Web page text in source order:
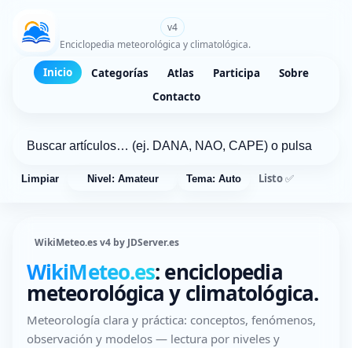
v4
Enciclopedia meteorológica y climatológica.
Inicio Categorías Atlas Participa
Sobre
Contacto
Limpiar Nivel: Amateur Tema: Auto Listo ✅
WikiMeteo.es v4 by JDServer.es
WikiMeteo.es: enciclopedia
meteorológica y climatológica.
Meteorología clara y práctica: conceptos, fenómenos,
observación y modelos — lectura por niveles y